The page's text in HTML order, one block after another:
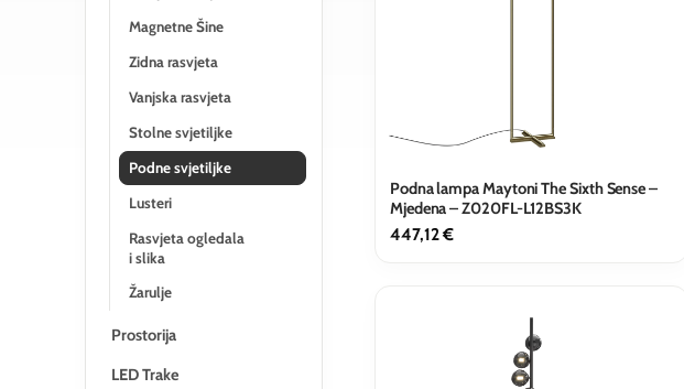
Magnetne Šine
Zidna rasvjeta
Vanjska rasvjeta
Stolne svjetiljke
Podne svjetiljke
Lusteri
Rasvjeta ogledala
i slika
Žarulje
Prostorija
LED Trake
Podna lampa Maytoni The Sixth Sense –
Mjedena – Z020FL-L12BS3K
447,12€